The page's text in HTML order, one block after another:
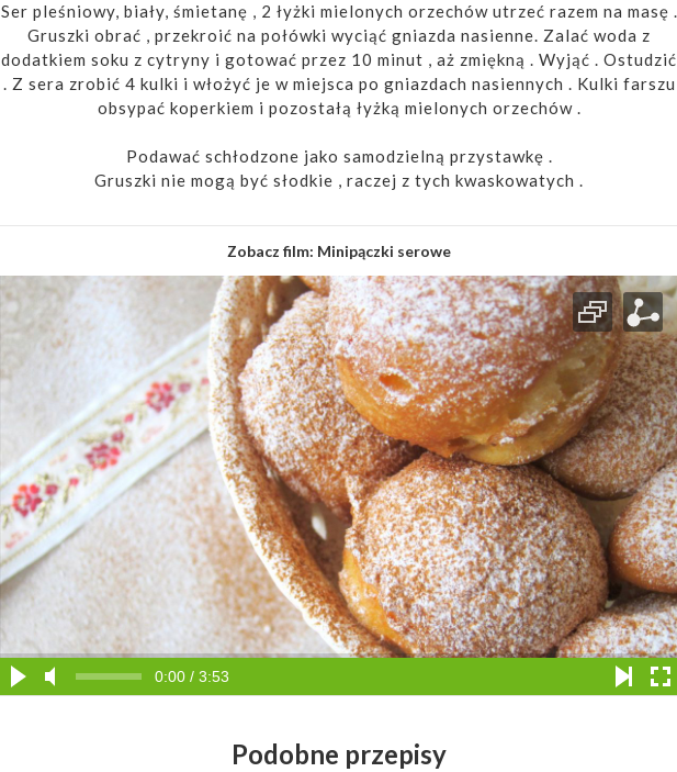
Ser pleśniowy, biały, śmietanę , 2 łyżki mielonych orzechów utrzeć razem na masę .
Gruszki obrać , przekroić na połówki wyciąć gniazda nasienne. Zalać woda z
dodatkiem soku z cytryny i gotować przez 10 minut , aż zmiękną . Wyjąć . Ostudzić
. Z sera zrobić 4 kulki i włożyć je w miejsca po gniazdach nasiennych . Kulki farszu
obsypać koperkiem i pozostałą łyżką mielonych orzechów .
Podawać schłodzone jako samodzielną przystawkę .
Gruszki nie mogą być słodkie , raczej z tych kwaskowatych .
Zobacz film: Minipączki serowe
0:00 / 3:53
Podobne przepisy